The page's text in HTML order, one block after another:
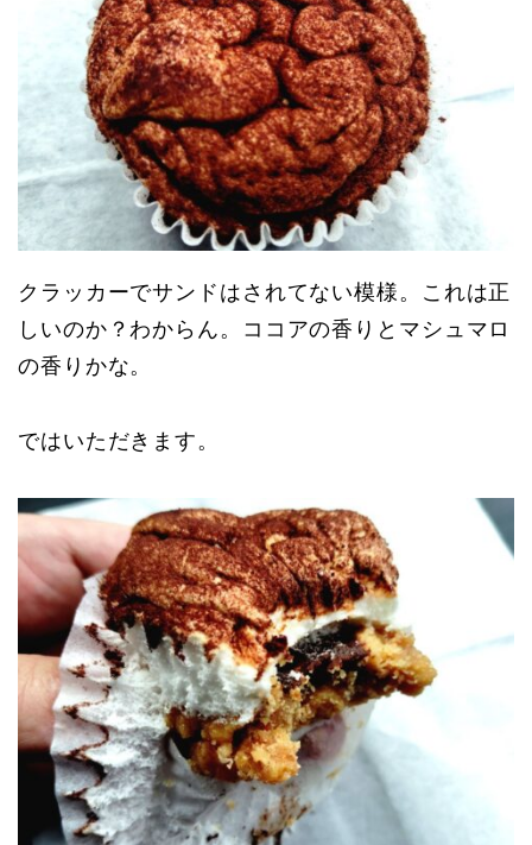
クラッカーでサンドはされてない模様。これは正
しいのか？わからん。ココアの香りとマシュマロ
の香りかな。
ではいただきます。